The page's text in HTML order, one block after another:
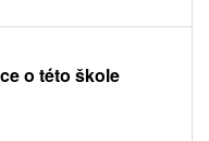
o této škole